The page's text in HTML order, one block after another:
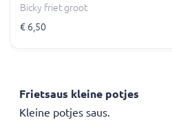
Bicky friet groot
€ 6,50
Frietsaus kleine potjes
Kleine potjes saus.